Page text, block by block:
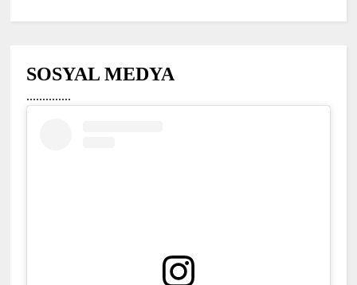
SOSYAL MEDYA
..............